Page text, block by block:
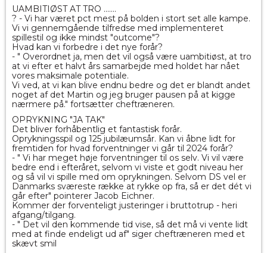
UAMBITIØST AT TRO .......
? - Vi har været pct mest på bolden i stort set alle kampe.
Vi vi gennemgående tilfredse med implementeret
spillestil og ikke mindst "outcome"?
Hvad kan vi forbedre i det nye forår?
- " Overordnet ja, men det vil også være uambitiøst, at tro
at vi efter et halvt års samarbejde med holdet har nået
vores maksimale potentiale.
Vi ved, at vi kan blive endnu bedre og det er blandt andet
noget af det Martin og jeg bruger pausen på at kigge
nærmere på." fortsætter cheftræneren.
OPRYKNING "JA TAK"
Det bliver forhåbentlig et fantastisk forår.
Oprykningsspil og 125 jubilæumsår. Kan vi åbne lidt for
fremtiden for hvad forventninger vi går til 2024 forår?
- " Vi har meget høje forventninger til os selv. Vi vil være
bedre end i efteråret, selvom vi viste et godt niveau her
og så vil vi spille med om oprykningen. Selvom DS vel er
Danmarks sværeste række at rykke op fra, så er det dét vi
går efter" pointerer Jacob Eichner.
Kommer der forventeligt justeringer i bruttotrup - heri
afgang/tilgang.
- " Det vil den kommende tid vise, så det må vi vente lidt
med at finde endeligt ud af" siger cheftræneren med et
skævt smil